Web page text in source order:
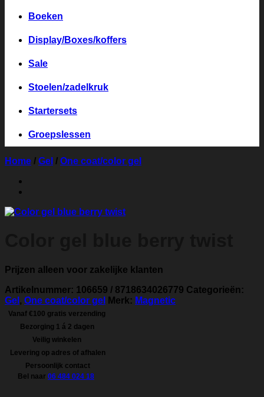
Boeken
Display/Boxes/koffers
Sale
Stoelen/zadelkruk
Startersets
Groepslessen
Home / Gel / One coat/color gel
Prijzen alleen voor zakelijke klanten
Artikelnummer: 106659 / 8718634026779 Categorieën:
Gel , One coat/color gel Merk: Magnetic
Vanaf €100 gratis verzending
Bezorging 1 á 2 dagen
Veilig winkelen
Levering op adres of afhalen
Persoonlijk contact
Bel naar 06 484 024 18